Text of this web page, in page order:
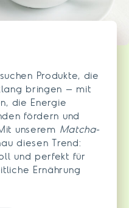
Produkte, die
bringen – mit
die Energie
fördern und
unserem Matcha-
diesen Trend:
und perfekt für
Ernährung